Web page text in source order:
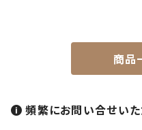
連筆/Renpitsu
商品
頻繁にお問い合せいた